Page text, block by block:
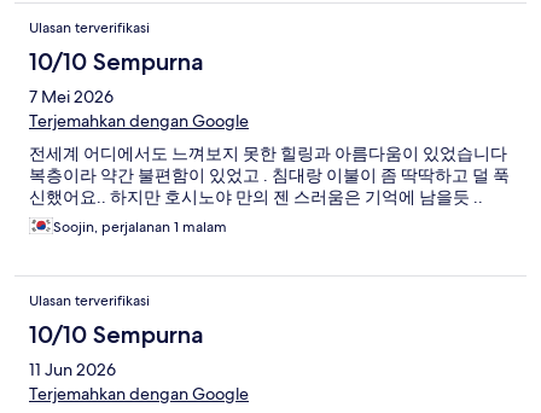
Ulasan terverifikasi
10/10 Sempurna
7 Mei 2026
Terjemahkan dengan Google
전세계 어디에서도 느껴보지 못한 힐링과 아름다움이 있었습니다
복층이라 약간 불편함이 있었고 . 침대랑 이불이 좀 딱딱하고 덜 푹
신했어요.. 하지만 호시노야 만의 젠 스러움은 기억에 남을듯 ..
Soojin, perjalanan 1 malam
Ulasan terverifikasi
10/10 Sempurna
11 Jun 2026
Terjemahkan dengan Google